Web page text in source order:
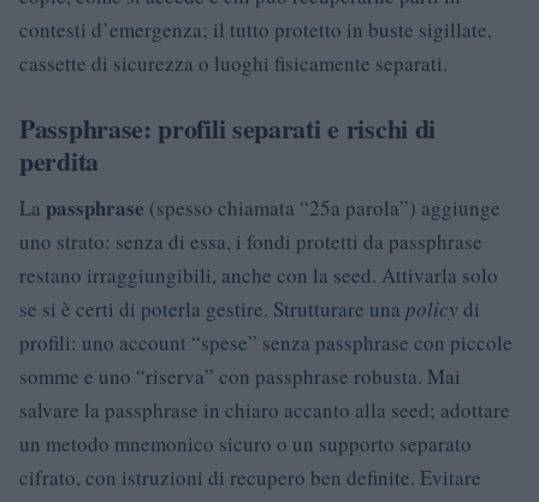
contesti d’emergenza; il tutto protetto in buste sigillate,
cassette di sicurezza o luoghi fisicamente separati.
Passphrase: profili separati e rischi di
perdita
La passphrase (spesso chiamata “25a parola”) aggiunge
uno strato: senza di essa, i fondi protetti da passphrase
restano irraggiungibili, anche con la seed. Attivarla solo
se si è certi di poterla gestire. Strutturare una policy di
profili: uno account “spese” senza passphrase con piccole
somme e uno “riserva” con passphrase robusta. Mai
salvare la passphrase in chiaro accanto alla seed; adottare
un metodo mnemonico sicuro o un supporto separato
cifrato, con istruzioni di recupero ben definite. Evitare